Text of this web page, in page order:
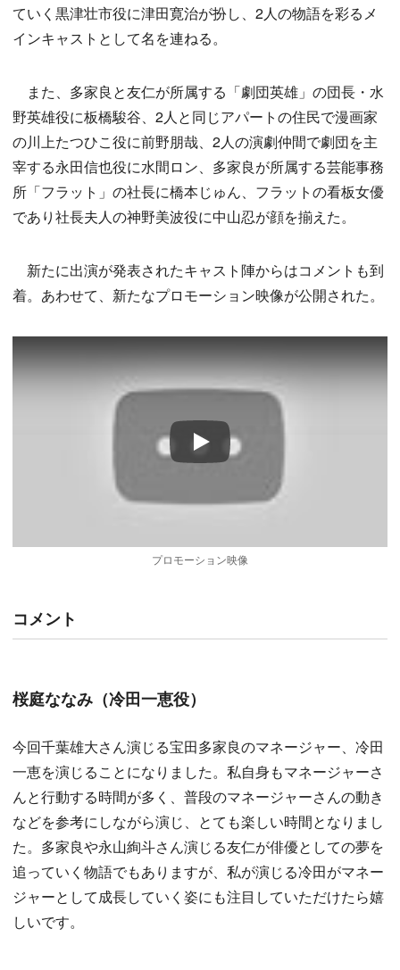
ていく黒津壮市役に津田寛治が扮し、2人の物語を彩るメ
インキャストとして名を連ねる。
また、多家良と友仁が所属する「劇団英雄」の団長・水
野英雄役に板橋駿谷、2人と同じアパートの住民で漫画家
の川上たつひこ役に前野朋哉、2人の演劇仲間で劇団を主
宰する永田信也役に水間ロン、多家良が所属する芸能事務
所「フラット」の社長に橋本じゅん、フラットの看板女優
であり社長夫人の神野美波役に中山忍が顔を揃えた。
新たに出演が発表されたキャスト陣からはコメントも到
着。あわせて、新たなプロモーション映像が公開された。
Play
プロモーション映像
コメント
桜庭ななみ（冷田一恵役）
今回千葉雄大さん演じる宝田多家良のマネージャー、冷田
一恵を演じることになりました。私自身もマネージャーさ
んと行動する時間が多く、普段のマネージャーさんの動き
などを参考にしながら演じ、とても楽しい時間となりまし
た。多家良や永山絢斗さん演じる友仁が俳優としての夢を
追っていく物語でもありますが、私が演じる冷田がマネー
ジャーとして成長していく姿にも注目していただけたら嬉
しいです。